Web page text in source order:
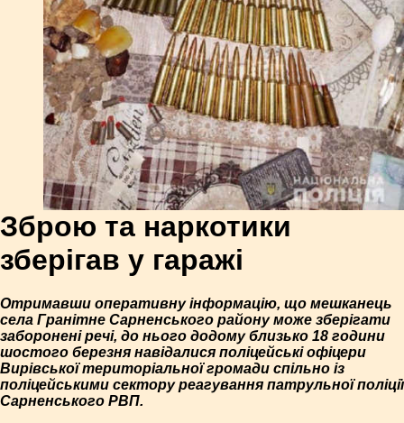
Зброю та наркотики
зберігав у гаражі
Отримавши оперативну інформацію, що мешканець
села Гранітне Сарненського району може зберігати
заборонені речі, до нього додому близько 18 години
шостого березня навідалися поліцейські офіцери
Вирівської територіальної громади спільно із
поліцейськими сектору реагування патрульної поліції
Сарненського РВП.